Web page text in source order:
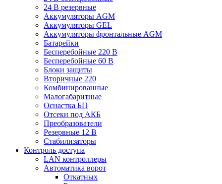
24 В резервные
Аккумуляторы AGM
Аккумуляторы GEL
Аккумуляторы фронтальные AGM
Батарейки
Бесперебойные 220 В
Бесперебойные 60 В
Блоки защиты
Вторичные 220
Комбинированные
Малогабаритные
Оснастка БП
Отсеки под АКБ
Преобразователи
Резервные 12 В
Стабилизаторы
Контроль доступа
LAN контроллеры
Автоматика ворот
Откатных